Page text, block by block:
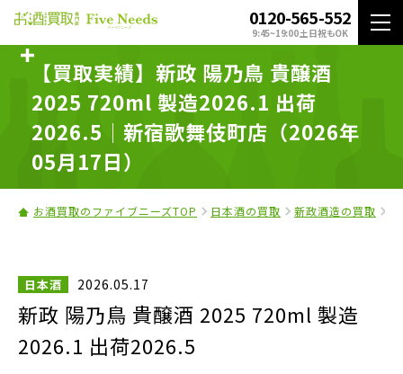
0120-565-552
9:45~19:00 土日祝もOK
【買取実績】新政 陽乃鳥 貴醸酒
2025 720ml 製造2026.1 出荷
2026.5｜新宿歌舞伎町店（2026年
05月17日）
お酒買取のファイブニーズTOP 日本酒の買取 新政酒造の買取
日本酒 2026.05.17
新政 陽乃鳥 貴醸酒 2025 720ml 製造
2026.1 出荷2026.5